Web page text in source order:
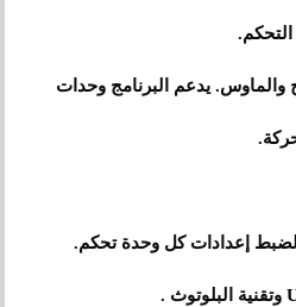
والماوس. يدعم البرنامج وحدات
إعدادات كل وحدة تحكم.
البلوتوث .